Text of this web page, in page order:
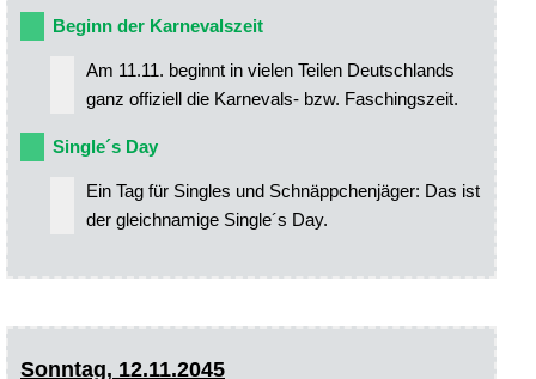
Beginn der Karnevalszeit
Am 11.11. beginnt in vielen Teilen Deutschlands
ganz offiziell die Karnevals- bzw. Faschingszeit.
Single´s Day
Ein Tag für Singles und Schnäppchenjäger: Das ist
der gleichnamige Single´s Day.
Sonntag, 12.11.2045